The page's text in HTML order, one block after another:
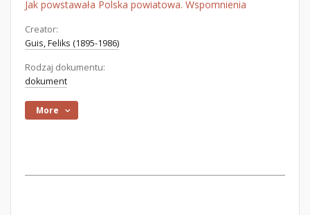
Jak powstawała Polska powiatowa. Wspomnienia
Creator:
Guis, Feliks (1895-1986)
Rodzaj dokumentu:
dokument
More